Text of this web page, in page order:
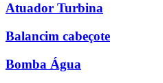
Atuador Turbina
Balancim cabeçote
Bomba Água